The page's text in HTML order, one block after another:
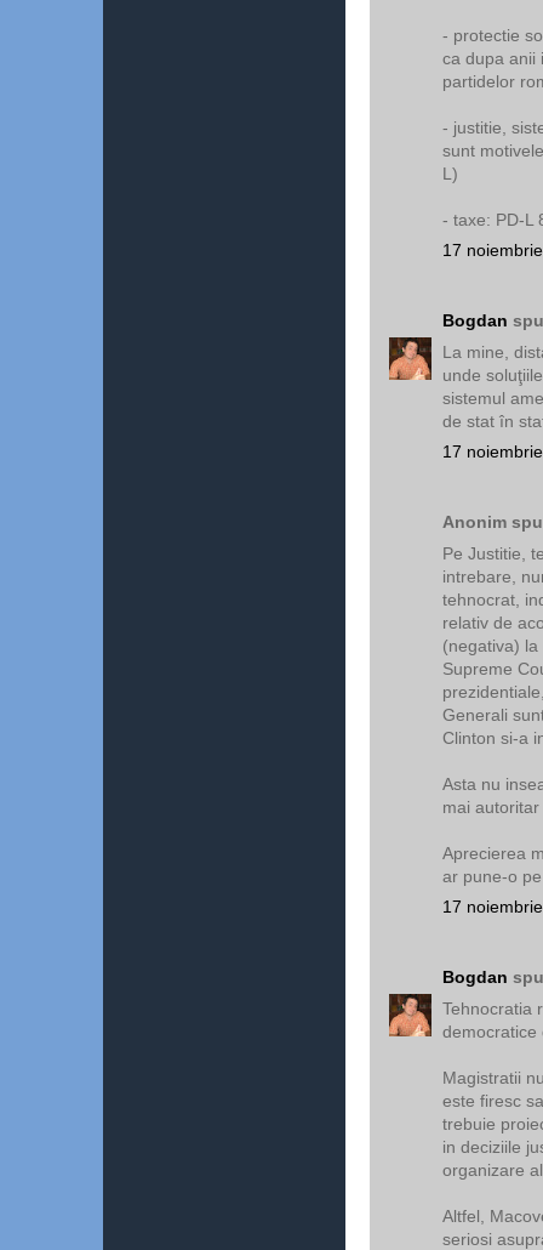
- protectie
ca dupa anii
partidelor
- justitie,
sunt
L)
- taxe: PD-L
17
Bogdan
La mine,
unde
sistemul
de stat în
17
Anonim
Pe Justitie,
intrebare,
tehnocrat,
relativ de
(negativa)
Supreme
Generali
Clinton si-a
Asta nu
mai
Aprecierea
ar pune-o
17
Bogdan
Tehnocratia
democratice
Magistratii
este firesc
trebuie
in deciziile
organizare
Altfel,
seriosi